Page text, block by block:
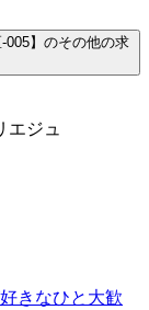
005】のその他の求
エジュ
きなひと大歓